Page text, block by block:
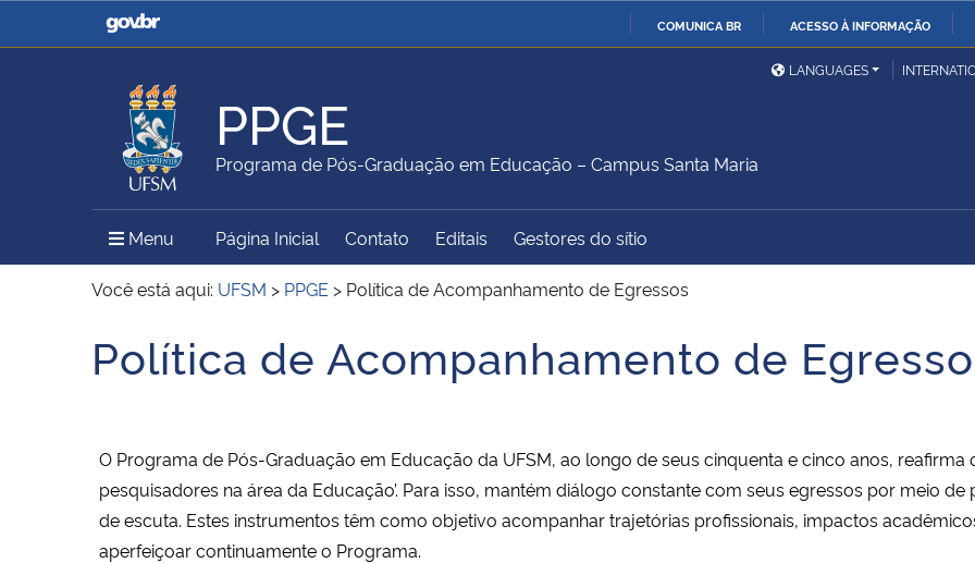
COMUNICA BR ACESSO À INFORMAÇÃO
Casa Civil
Ministério da Justiça e
Ministério da Defesa
Ministério das Relações
Exteriores
Ministério da Agricultura,
Pecuária e Abastecimento
Ministério da Educação
Ministério do Meio Ambiente Ministério do Turismo
Ministério do
Desenvolvimento Regional
Secretaria de Governo
Gabinete de Segurança
Advocacia-Geral da União Banco Central do Brasil
LANGUAGES
PPGE
Programa de Pós-Graduação em Educação – Campus Santa Maria
Menu Menu Principal do Sítio
Página Inicial Contato Editais Gestores do sítio
Você está aqui: UFSM > PPGE > Política de Acompanhamento de Egressos
Início do conteúdo
Política de Acompanhamento de
O Programa de Pós-Graduação em Educação da UFSM, ao longo de seus cinquenta e cinco anos,
pesquisadores na área da Educação’. Para isso, mantém diálogo constante com seus egressos por meio
de escuta. Estes instrumentos têm como objetivo acompanhar trajetórias profissionais, impactos
aperfeiçoar continuamente o Programa.